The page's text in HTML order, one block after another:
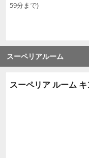
59分まで)
スーペリアルーム
スーペリア ルーム